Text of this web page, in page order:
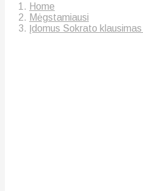
Home
Mėgstamiausi
Įdomus Sokrato